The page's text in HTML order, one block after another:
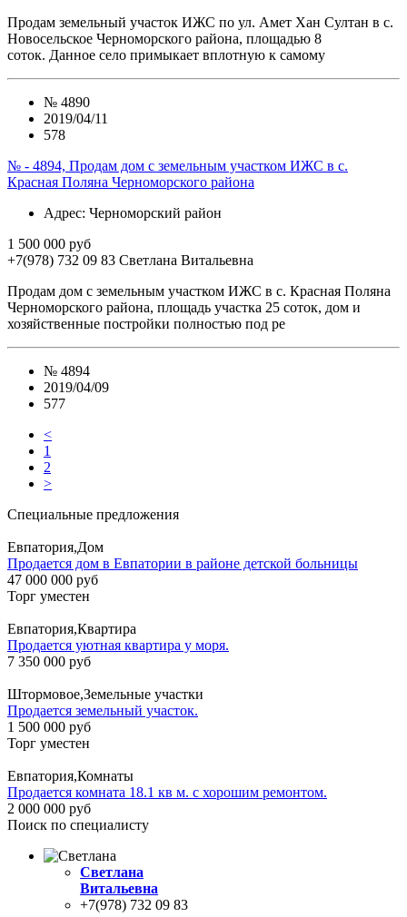
Продам земельный участок ИЖС по ул. Амет Хан Султан в с.
Новосельское Черноморского района, площадью 8
соток. Данное село примыкает вплотную к самому
№ 4890
2019/04/11
578
№ - 4894, Продам дом с земельным участком ИЖС в с.
Красная Поляна Черноморского района
Адрес: Черноморский район
1 500 000 руб
+7(978) 732 09 83 Cветлана Витальевна
Продам дом с земельным участком ИЖС в с. Красная Поляна
Черноморского района, площадь участка 25 соток, дом и
хозяйственные постройки полностью под ре
№ 4894
2019/04/09
577
<
1
2
>
Специальные предложения
Евпатория,Дом
Продается дом в Евпатории в районе детской больницы
47 000 000 руб
Торг уместен
Евпатория,Квартира
Продается уютная квартира у моря.
7 350 000 руб
Штормовое,Земельные участки
Продается земельный участок.
1 500 000 руб
Торг уместен
Евпатория,Комнаты
Продается комната 18.1 кв м. с хорошим ремонтом.
2 000 000 руб
Поиск по специалисту
Светлана
Витальевна
+7(978) 732 09 83